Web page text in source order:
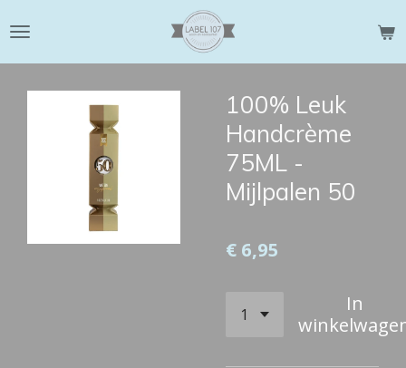
direct
naar
hoofdinhoud
100% Leuk
Handcrème
75ML -
Mijlpalen 50
€ 6,95
In